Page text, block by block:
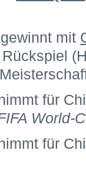
gewinnt mit
für
World-
für